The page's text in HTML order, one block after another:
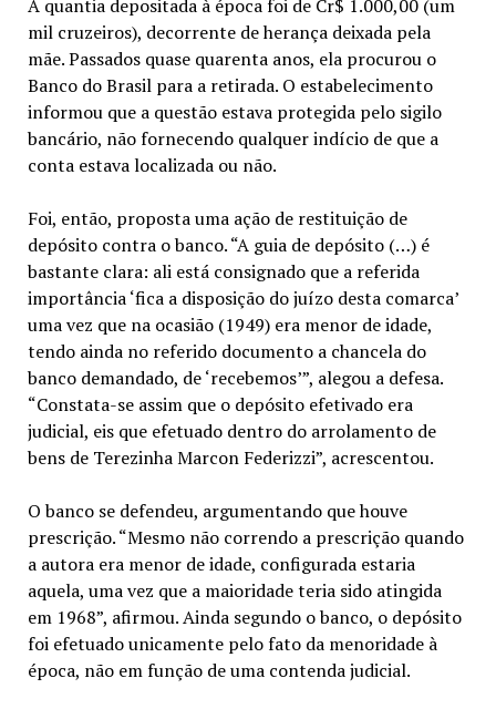
A quantia depositada à época foi de Cr$ 1.000,00 (um
mil cruzeiros), decorrente de herança deixada pela
mãe. Passados quase quarenta anos, ela procurou o
Banco do Brasil para a retirada. O estabelecimento
informou que a questão estava protegida pelo sigilo
bancário, não fornecendo qualquer indício de que a
conta estava localizada ou não.
Foi, então, proposta uma ação de restituição de
depósito contra o banco. “A guia de depósito (…) é
bastante clara: ali está consignado que a referida
importância ‘fica a disposição do juízo desta comarca’
uma vez que na ocasião (1949) era menor de idade,
tendo ainda no referido documento a chancela do
banco demandado, de ‘recebemos’”, alegou a defesa.
“Constata-se assim que o depósito efetivado era
judicial, eis que efetuado dentro do arrolamento de
bens de Terezinha Marcon Federizzi”, acrescentou.
O banco se defendeu, argumentando que houve
prescrição. “Mesmo não correndo a prescrição quando
a autora era menor de idade, configurada estaria
aquela, uma vez que a maioridade teria sido atingida
em 1968”, afirmou. Ainda segundo o banco, o depósito
foi efetuado unicamente pelo fato da menoridade à
época, não em função de uma contenda judicial.